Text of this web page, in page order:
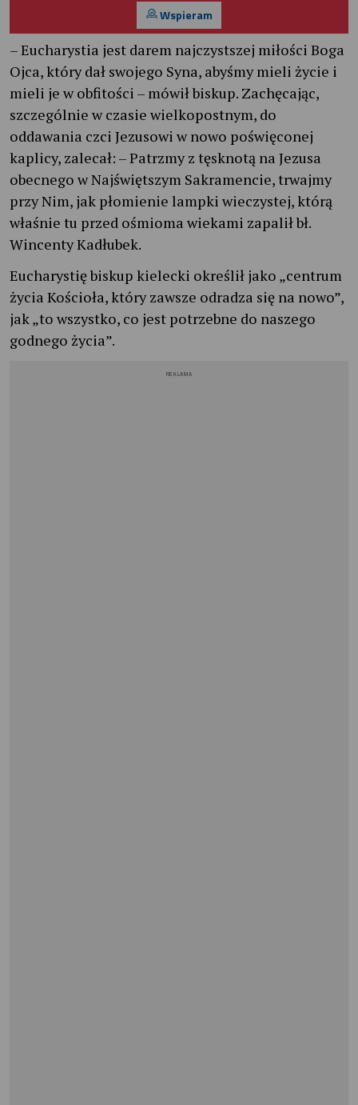
Wspieram
– Eucharystia jest darem najczystszej miłości Boga
Ojca, który dał swojego Syna, abyśmy mieli życie i
mieli je w obfitości – mówił biskup. Zachęcając,
szczególnie w czasie wielkopostnym, do
oddawania czci Jezusowi w nowo poświęconej
kaplicy, zalecał: – Patrzmy z tęsknotą na Jezusa
obecnego w Najświętszym Sakramencie, trwajmy
przy Nim, jak płomienie lampki wieczystej, którą
właśnie tu przed ośmioma wiekami zapalił bł.
Wincenty Kadłubek.
Eucharystię biskup kielecki określił jako „centrum
życia Kościoła, który zawsze odradza się na nowo”,
jak „to wszystko, co jest potrzebne do naszego
godnego życia”.
REKLAMA